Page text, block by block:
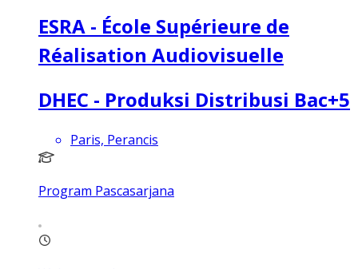
ESRA - École Supérieure de
Réalisation Audiovisuelle
DHEC - Produksi Distribusi Bac+5
Paris, Perancis
Program Pascasarjana